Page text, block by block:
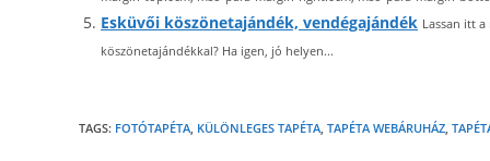
Esküvői köszönetajándék, vendégajándék Lassan itt
köszönetajándékkal? Ha igen, jó helyen...
TAGS: FOTÓTAPÉTA, KÜLÖNLEGES TAPÉTA, TAPÉTA WEBÁRUHÁZ,